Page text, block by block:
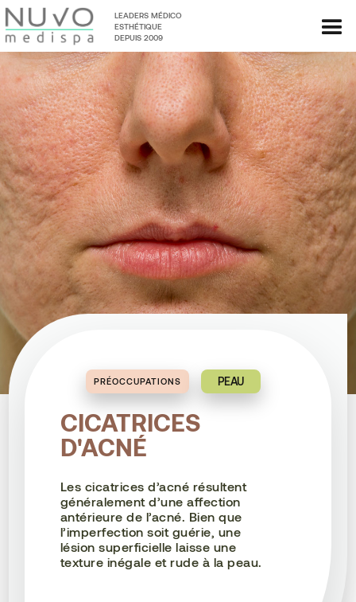
LEADERS MÉDICO
ESTHÉTIQUE
DEPUIS 2009
PRÉOCCUPATIONS PEAU
CICATRICES
D'ACNÉ
Les cicatrices d’acné résultent
généralement d’une affection
antérieure de l’acné. Bien que
l’imperfection soit guérie, une
lésion superficielle laisse une
texture inégale et rude à la peau.